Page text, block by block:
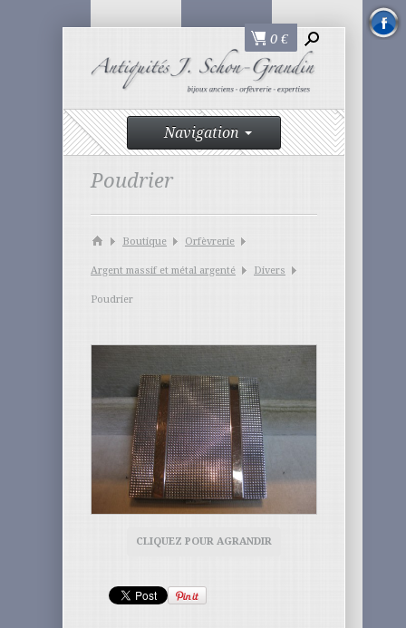
0 €
Navigation
Poudrier
Boutique Orfèvrerie
Argent massif et métal argenté Divers
Poudrier
CLIQUEZ POUR AGRANDIR